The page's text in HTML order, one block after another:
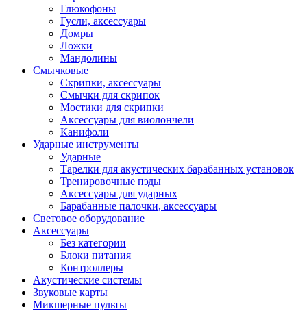
Глюкофоны
Гусли, аксессуары
Домры
Ложки
Мандолины
Смычковые
Скрипки, аксессуары
Смычки для скрипок
Мостики для скрипки
Аксессуары для виолончели
Канифоли
Ударные инструменты
Ударные
Тарелки для акустических барабанных установок
Тренировочные пэды
Аксессуары для ударных
Барабанные палочки, аксессуары
Световое оборудование
Аксессуары
Без категории
Блоки питания
Контроллеры
Акустические системы
Звуковые карты
Микшерные пульты